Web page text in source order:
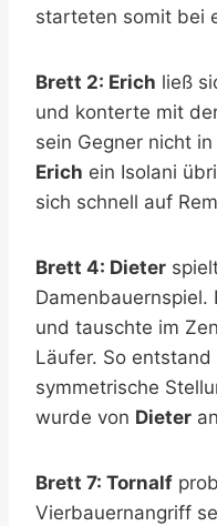
starteten somit bei
Brett 2: Erich ließ
und konterte mit
sein Gegner nicht
Erich ein Isolani
sich schnell auf
Brett 4: Dieter
und tauschte im
Läufer. So
symmetrische
wurde von Dieter
Brett 7: Tornalf
Vierbauernangriff